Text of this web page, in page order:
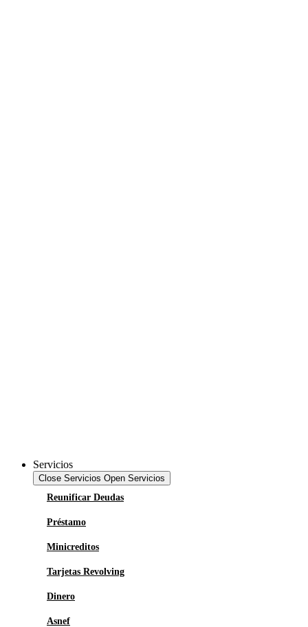
Servicios
Close Servicios Open Servicios
Reunificar Deudas
Préstamo
Minicreditos
Tarjetas Revolving
Dinero
Asnef